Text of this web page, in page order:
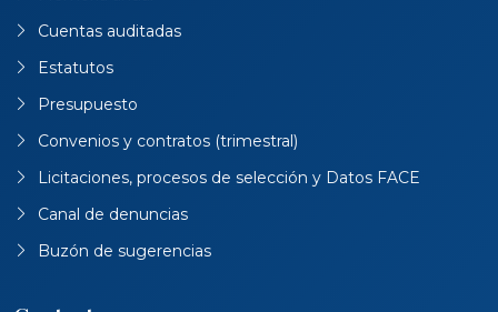
Cuentas auditadas
Estatutos
Presupuesto
Convenios y contratos (trimestral)
Licitaciones, procesos de selección y Datos FACE
Canal de denuncias
Buzón de sugerencias